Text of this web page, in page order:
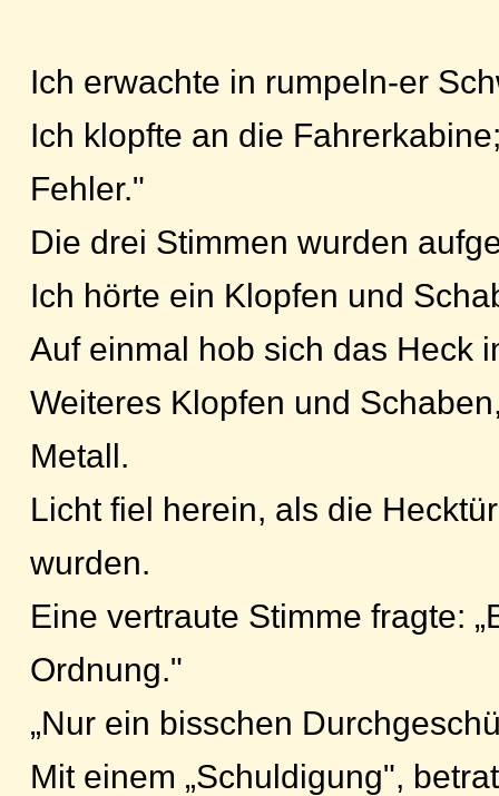
Ich erwachte in rumpeln-er
Ich klopfte an die
Fehler."
Die drei Stimmen wurden
Ich hörte ein Klopfen und
Auf einmal hob sich das Heck
Weiteres Klopfen und
Metall.
Licht fiel herein, als die
wurden.
Eine vertraute Stimme fragte:
Ordnung."
„Nur ein bisschen
Mit einem „Schuldigung",